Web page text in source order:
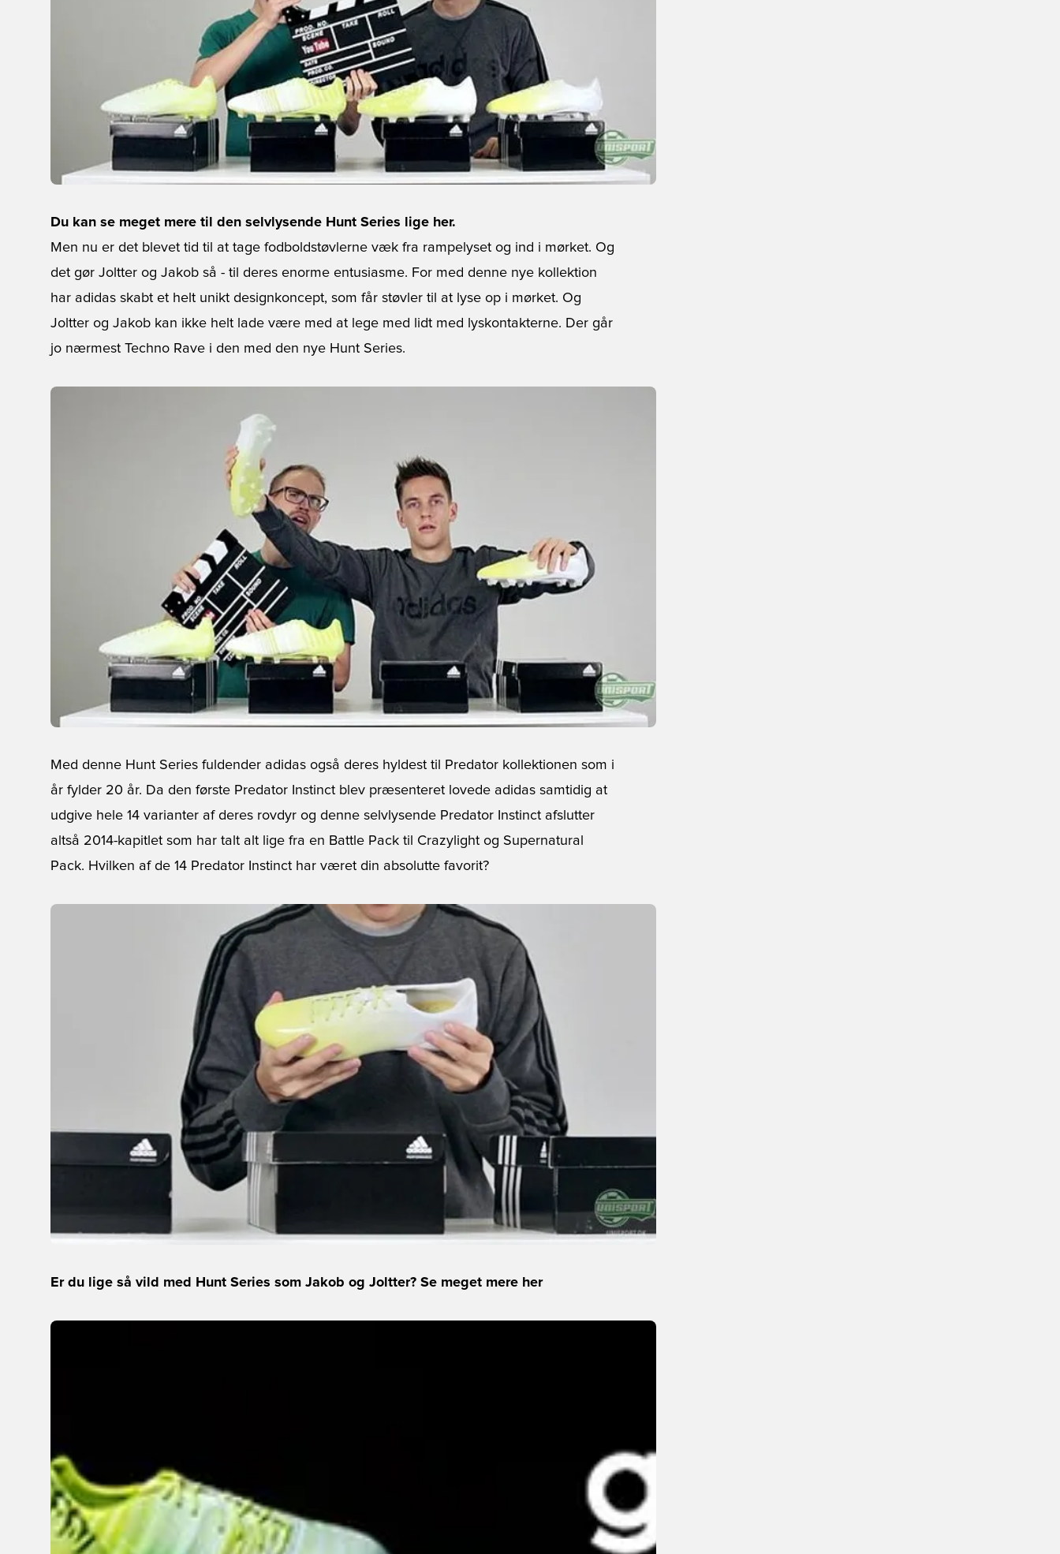
Du kan se meget mere til den selvlysende Hunt Series lige her.
Men nu er det blevet tid til at tage fodboldstøvlerne væk fra rampelyset og ind i mørket. Og
det gør Joltter og Jakob så - til deres enorme entusiasme. For med denne nye kollektion
har adidas skabt et helt unikt designkoncept, som får støvler til at lyse op i mørket. Og
Joltter og Jakob kan ikke helt lade være med at lege med lidt med lyskontakterne. Der går
jo nærmest Techno Rave i den med den nye Hunt Series.
Med denne Hunt Series fuldender adidas også deres hyldest til Predator kollektionen som i
år fylder 20 år. Da den første Predator Instinct blev præsenteret lovede adidas samtidig at
udgive hele 14 varianter af deres rovdyr og denne selvlysende Predator Instinct afslutter
altså 2014-kapitlet som har talt alt lige fra en Battle Pack til Crazylight og Supernatural
Pack. Hvilken af de 14 Predator Instinct har været din absolutte favorit?
Er du lige så vild med Hunt Series som Jakob og Joltter? Se meget mere her